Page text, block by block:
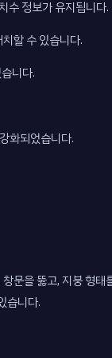
정보가 유지됩니다.
할 수 있습니다.
니다.
화되었습니다.
문을 뚫고, 지붕 형태
습니다.